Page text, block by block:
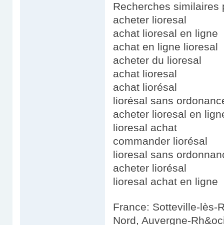
Recherches similaires
acheter lioresal
achat lioresal en ligne
achat en ligne lioresal
acheter du lioresal
achat lioresal
achat liorésal
liorésal sans
acheter lioresal en
lioresal achat
commander liorésal
lioresal sans
acheter liorésal
lioresal achat en ligne
France: Sotteville-lès-
Nord, Auvergne-